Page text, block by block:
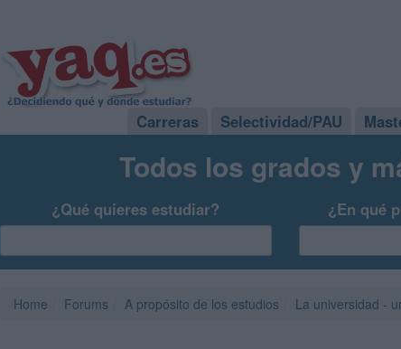
Carreras Selectividad/PAU
Todos los grados y
¿Qué quieres estudiar? ¿En qué
Home Forums A propósito de los estudios La universidad -